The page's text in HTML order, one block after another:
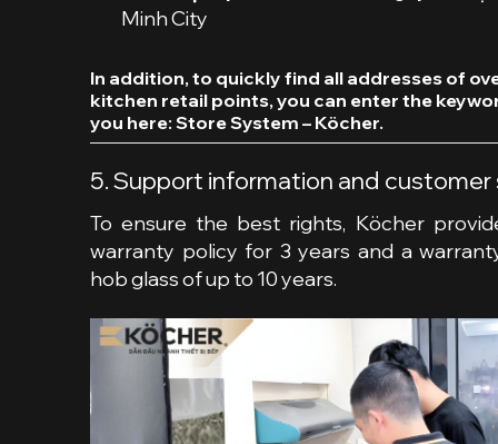
Minh City
In addition, to quickly find all addresses of
kitchen retail points, you can enter the
you here: Store System – Köcher.
5. Support information and customer
To ensure the best rights, Köcher
warranty policy for 3 years and a
hob glass of up to 10 years.